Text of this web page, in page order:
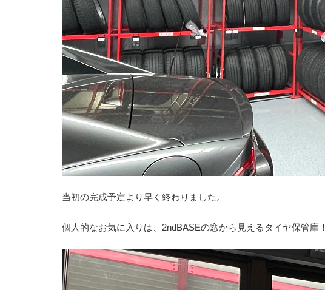
当初の完成予定より早く終わりました。
個人的なお気に入りは、2ndBASEの窓から見えるタイヤ保管庫！